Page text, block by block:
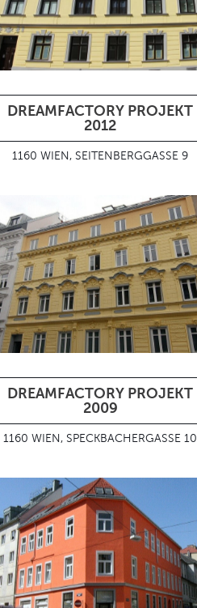
DREAMFACTORY PROJEKT
2012
1160 WIEN, SEITENBERGGASSE 9
DREAMFACTORY PROJEKT
2009
1160 WIEN, SPECKBACHERGASSE 10